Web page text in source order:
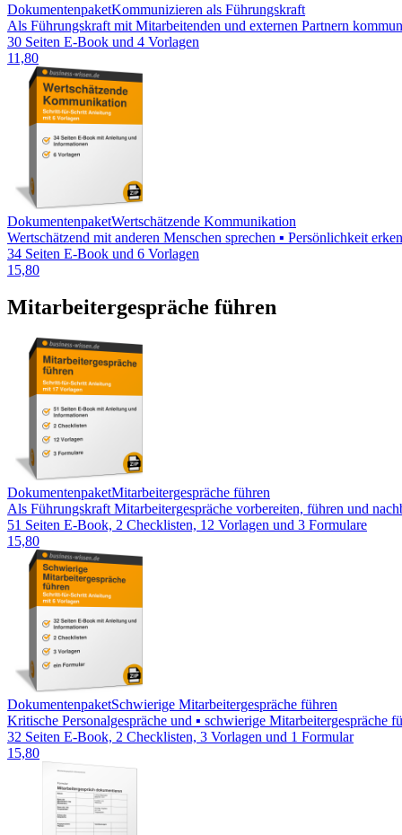
DokumentenpaketKommunizieren als Führungskraft
Als Führungskraft mit Mitarbeitenden und externen Partnern
30 Seiten E-Book und 4 Vorlagen
11,80
DokumentenpaketWertschätzende Kommunikation
Wertschätzend mit anderen Menschen sprechen ▪ Persönlichkeit
34 Seiten E-Book und 6 Vorlagen
15,80
Mitarbeitergespräche führen
DokumentenpaketMitarbeitergespräche führen
Als Führungskraft Mitarbeitergespräche vorbereiten, führen und
51 Seiten E-Book, 2 Checklisten, 12 Vorlagen und 3 Formulare
15,80
DokumentenpaketSchwierige Mitarbeitergespräche führen
Kritische Personalgespräche und ▪ schwierige
32 Seiten E-Book, 2 Checklisten, 3 Vorlagen und 1 Formular
15,80